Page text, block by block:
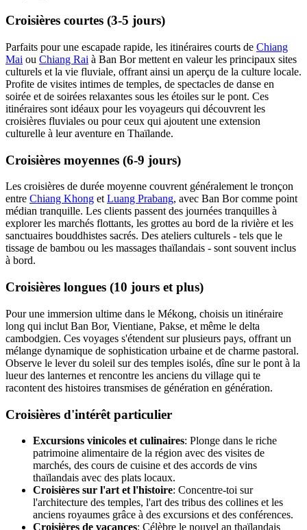
Croisières courtes (3-5 jours)
Parfaits pour une escapade rapide, les itinéraires courts de Chiang
Mai ou Chiang Rai à Ban Bor mettent en valeur les principaux sites
culturels et la vie fluviale, offrant ainsi un aperçu de la culture locale.
Profite de visites intimes de temples, de spectacles de danse en
soirée et de soirées relaxantes sous les étoiles sur le pont. Ces
itinéraires sont idéaux pour les voyageurs qui découvrent les
croisières fluviales ou pour ceux qui ajoutent une extension
culturelle à leur aventure en Thaïlande.
Croisières moyennes (6-9 jours)
Les croisières de durée moyenne couvrent généralement le tronçon
entre Chiang Khong etLuang Prabang, avec Ban Bor comme point
médian tranquille. Les clients passent des journées tranquilles à
explorer les marchés flottants, les grottes au bord de la rivière et les
sanctuaires bouddhistes sacrés. Des ateliers culturels - tels que le
tissage de bambou ou les massages thaïlandais - sont souvent inclus
à bord.
Croisières longues (10 jours et plus)
Pour une immersion ultime dans le Mékong, choisis un itinéraire
long qui inclut Ban Bor, Vientiane, Pakse, et même le delta
cambodgien. Ces voyages s'étendent sur plusieurs pays, offrant un
mélange dynamique de sophistication urbaine et de charme pastoral.
Observe le lever du soleil sur des temples isolés, dîne sur le pont à la
lueur des lanternes et rencontre les anciens du village qui te
racontent des histoires transmises de génération en génération.
Croisières d'intérêt particulier
Excursions vinicoles et culinaires: Plonge dans le riche
patrimoine alimentaire de la région avec des visites de
marchés, des cours de cuisine et des accords de vins
thaïlandais avec des plats locaux.
Croisières sur l'art et l'histoire: Concentre-toi sur
l'architecture des temples, l'art des tribus des collines et les
anciens royaumes grâce à des excursions et des conférences.
Croisières de vacances: Célèbre le nouvel an thaïlandais